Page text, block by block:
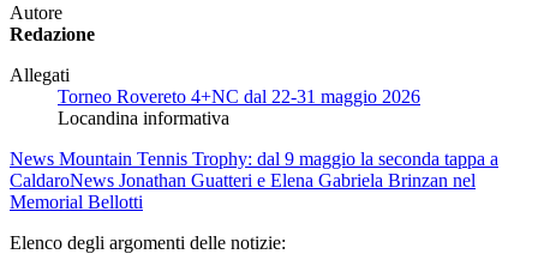
Autore
Redazione
Allegati
Torneo Rovereto 4+NC dal 22-31 maggio 2026
Locandina informativa
News Mountain Tennis Trophy: dal 9 maggio la seconda tappa a
CaldaroNews Jonathan Guatteri e Elena Gabriela Brinzan nel
Memorial Bellotti
Elenco degli argomenti delle notizie: